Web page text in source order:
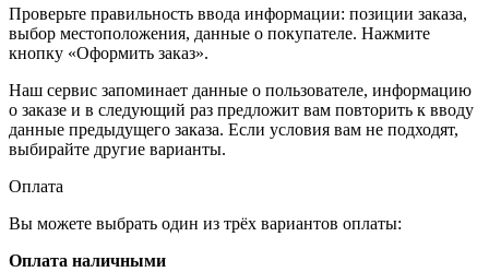
Проверьте правильность ввода информации: позиции заказа,
выбор местоположения, данные о покупателе. Нажмите
кнопку «Оформить заказ».
Наш сервис запоминает данные о пользователе, информацию
о заказе и в следующий раз предложит вам повторить к вводу
данные предыдущего заказа. Если условия вам не подходят,
выбирайте другие варианты.
Оплата
Вы можете выбрать один из трёх вариантов оплаты:
Оплата наличными